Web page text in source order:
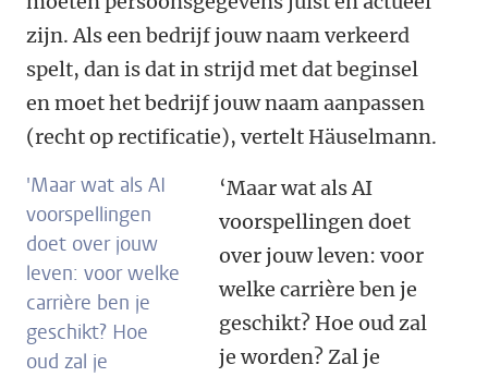
zijn. Als een bedrijf jouw naam verkeerd
spelt, dan is dat in strijd met dat beginsel
en moet het bedrijf jouw naam aanpassen
(recht op rectificatie), vertelt Häuselmann.
'Maar wat als AI
voorspellingen
doet over jouw
leven: voor welke
carrière ben je
geschikt? Hoe
oud zal je
‘Maar wat als AI
voorspellingen doet
over jouw leven: voor
welke carrière ben je
geschikt? Hoe oud zal
je worden? Zal je